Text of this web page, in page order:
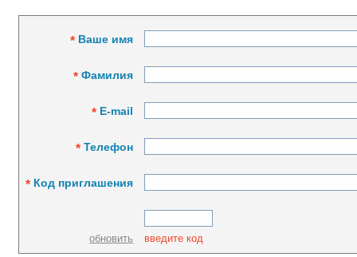
* Ваше имя
*Фамилия
* E-mail
*Телефон
* Код приглашения
обновить введите код